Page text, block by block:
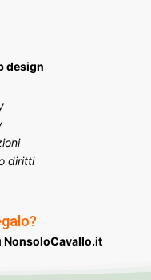
design
diritti
NonsoloCavallo.it